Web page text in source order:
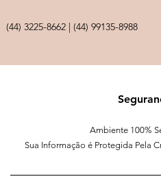
(44) 3225-8662 | (44) 99135-8988
Ambiente 100%
Sua Informação é Protegida Pela